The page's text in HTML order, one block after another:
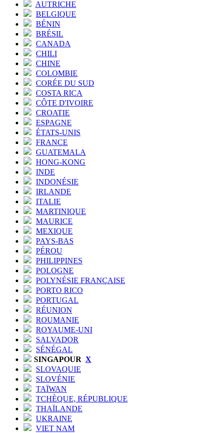
AUTRICHE
BELGIQUE
BÉNIN
BRÉSIL
CANADA
CHILI
CHINE
COLOMBIE
CORÉE DU SUD
COSTA RICA
CÔTE D'IVOIRE
CROATIE
ESPAGNE
ÉTATS-UNIS
FRANCE
GUATEMALA
HONG-KONG
INDE
INDONÉSIE
IRLANDE
ITALIE
MARTINIQUE
MAURICE
MEXIQUE
PAYS-BAS
PÉROU
PHILIPPINES
POLOGNE
POLYNÉSIE FRANÇAISE
PORTO RICO
PORTUGAL
RÉUNION
ROUMANIE
ROYAUME-UNI
SALVADOR
SÉNÉGAL
SINGAPOUR X
SLOVAQUIE
SLOVÉNIE
TAÏWAN
TCHÈQUE, RÉPUBLIQUE
THAÏLANDE
UKRAINE
VIET NAM